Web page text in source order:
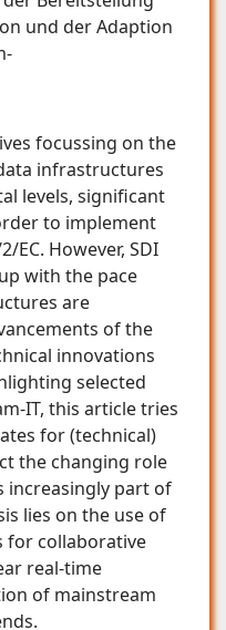
und der Adaption
focussing on the
infrastructures
levels, significant
to implement
EC. However, SDI
with the pace
are
of the
innovations
selected
IT, this article tries
for (technical)
the changing role
increasingly part of
lies on the use of
for collaborative
real-time
of mainstream